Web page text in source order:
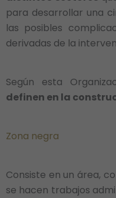
para desarrollar una
las posibles
derivadas de la
Según esta
definen en la
Zona negra
Consiste en un área,
se hacen trabajos